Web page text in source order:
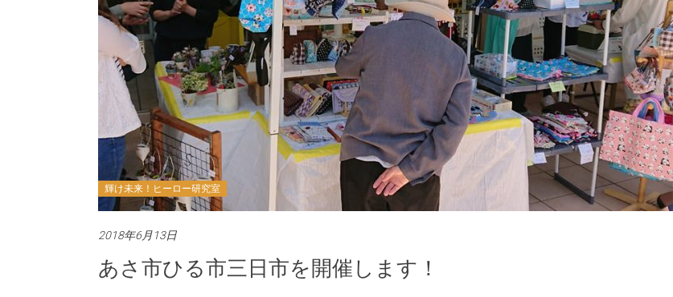
輝け未来！ヒーロー研究室
2018年6月13日
あさ市ひる市三日市を開催します！